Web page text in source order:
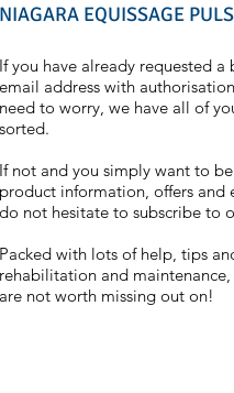
NIAGARA EQUISSAGE
If you have already requested
email address with
need to worry, we have all of
sorted.
If not and you simply want to
product information, offers and
do not hesitate to subscribe to
Packed with lots of help, tips
rehabilitation and
are not worth missing out on!